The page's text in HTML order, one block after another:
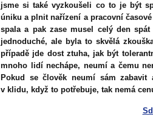
jsme si také vyzkoušeli co to je být
úniku a plnit nařízení a pracovní
spala a pak zase musel celý den
jednoduché, ale byla to skvělá
případě jde dost ztuha, jak být
mnoho lidí nechápe, neumí a čemu
Pokud se člověk neumí sám
v klidu, když to potřebuje, tak nemá